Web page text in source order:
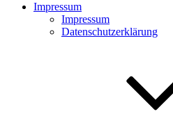
Impressum
Impressum
Datenschutzerklärung